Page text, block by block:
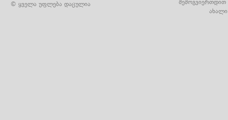
© ყველა უფლება დაცულია
შემოგვიერთდით
ახალი